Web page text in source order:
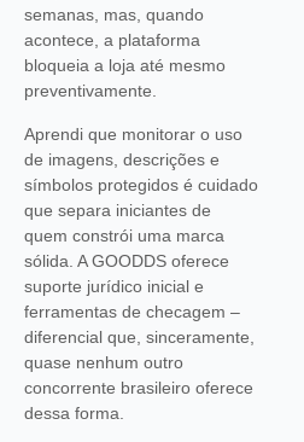
semanas, mas, quando
acontece, a plataforma
bloqueia a loja até mesmo
preventivamente.
Aprendi que monitorar o uso
de imagens, descrições e
símbolos protegidos é cuidado
que separa iniciantes de
quem constrói uma marca
sólida. A GOODDS oferece
suporte jurídico inicial e
ferramentas de checagem –
diferencial que, sinceramente,
quase nenhum outro
concorrente brasileiro oferece
dessa forma.